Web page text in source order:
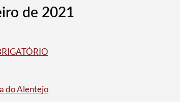
de 2021
do Alentejo